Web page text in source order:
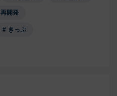
再開発
きっぷ